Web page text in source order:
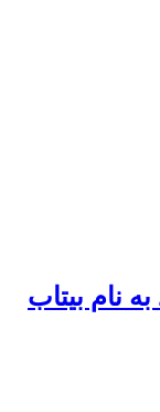
نام بیتاب